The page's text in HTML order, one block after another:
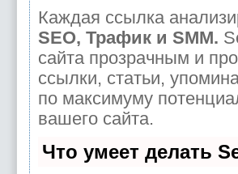
Каждая ссылка
SEO, Трафик и SMM.
сайта прозрачным и
ссылки, статьи,
по максимуму
вашего сайта.
Что умеет делать